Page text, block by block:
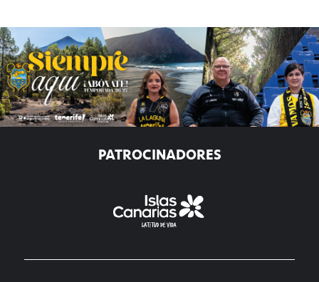
PATROCINADORES